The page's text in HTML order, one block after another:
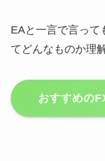
EAと一言で言って
てどんなものか理
おすすめの